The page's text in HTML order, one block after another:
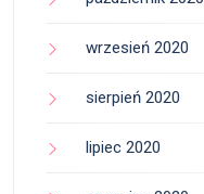
wrzesień 2020
sierpień 2020
lipiec 2020